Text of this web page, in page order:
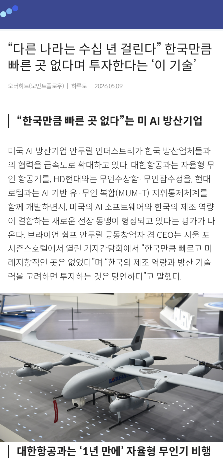
“다른 나라는 수십 년 걸린다” 한국만큼
빠른 곳 없다며 투자한다는 ‘이 기술’
오버히트(모먼트플로우) 하루토 2026.05.09
“한국만큼 빠른 곳 없다”는 미 AI 방산기업
미국 AI 방산기업 안두릴 인더스트리가 한국 방산업체들과
의 협력을 급속도로 확대하고 있다. 대한항공과는 자율형 무
인 항공기를, HD현대와는 무인수상함·무인잠수정을, 현대
로템과는 AI 기반 유·무인 복합(MUM-T) 지휘통제체계를
함께 개발하면서, 미국의 AI 소프트웨어와 한국의 제조 역량
이 결합하는 새로운 전장 동맹이 형성되고 있다는 평가가 나
온다. 브라이언 쉼프 안두릴 공동창업자 겸 CEO는 서울 포
시즌스호텔에서 열린 기자간담회에서 “한국만큼 빠르고 미
래지향적인 곳은 없었다”며 “한국의 제조 역량과 방산 기술
력을 고려하면 투자하는 것은 당연하다”고 말했다.
대한항공과는 ‘1년 만에’ 자율형 무인기 비행